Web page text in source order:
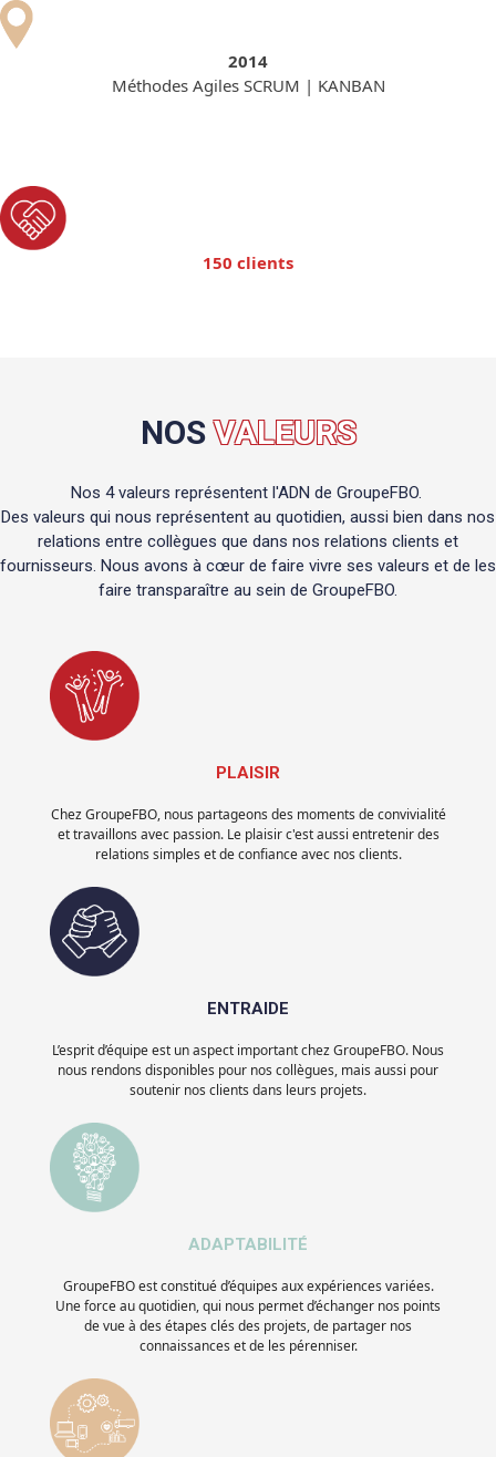
2014
Méthodes Agiles SCRUM | KANBAN
150 clients
NOSVALEURS
Nos 4 valeurs représentent l'ADN de GroupeFBO.
Des valeurs qui nous représentent au quotidien, aussi bien dans nos
relations entre collègues que dans nos relations clients et
fournisseurs. Nous avons à cœur de faire vivre ses valeurs et de les
faire transparaître au sein de GroupeFBO.
PLAISIR
Chez GroupeFBO, nous partageons des moments de convivialité
et travaillons avec passion. Le plaisir c'est aussi entretenir des
relations simples et de confiance avec nos clients.
ENTRAIDE
L’esprit d’équipe est un aspect important chez GroupeFBO. Nous
nous rendons disponibles pour nos collègues, mais aussi pour
soutenir nos clients dans leurs projets.
ADAPTABILITÉ
GroupeFBO est constitué d’équipes aux expériences variées.
Une force au quotidien, qui nous permet d’échanger nos points
de vue à des étapes clés des projets, de partager nos
connaissances et de les pérenniser.